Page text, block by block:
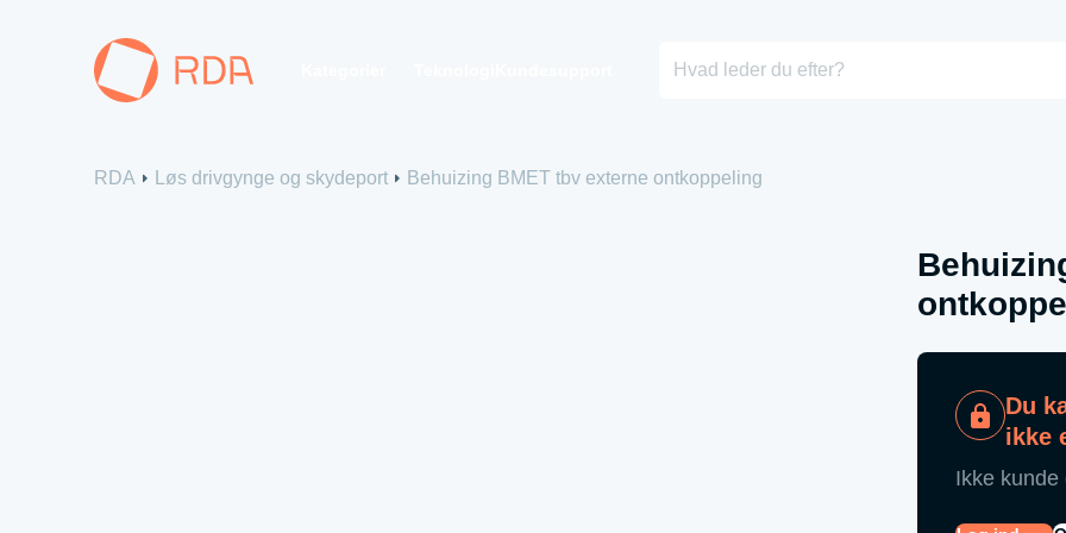
Se alle produkter
Portmotorer til ledhejseporte
Portdrev
RDA Løs drivgynge og skydeport Behuizing BMET tbv externe ontkoppeling
Du
ikke
Ikke kunde